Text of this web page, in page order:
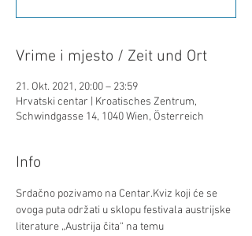
Vrime i mjesto / Zeit und Ort
21. Okt. 2021, 20:00 – 23:59
Hrvatski centar | Kroatisches Zentrum,
Schwindgasse 14, 1040 Wien, Österreich
Info
Srdačno pozivamo na Centar.Kviz koji će se
ovoga puta održati u sklopu festivala austrijske
literature „Austrija čita“ na temu